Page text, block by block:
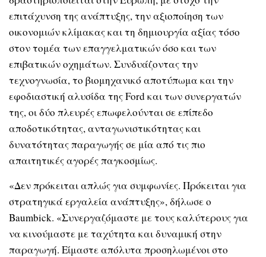
επιτάχυνση της ανάπτυξης, την αξιοποίηση των
οικονομιών κλίμακας και τη δημιουργία αξίας τόσο
στον τομέα των επαγγελματικών όσο και των
επιβατικών οχημάτων. Συνδυάζοντας την
τεχνογνωσία, το βιομηχανικό αποτύπωμα και την
εφοδιαστική αλυσίδα της Ford και των συνεργατών
της, οι δύο πλευρές επωφελούνται σε επίπεδο
αποδοτικότητας, ανταγωνιστικότητας και
δυνατότητας παραγωγής σε μία από τις πιο
απαιτητικές αγορές παγκοσμίως.
«Δεν πρόκειται απλώς για συμφωνίες. Πρόκειται για
στρατηγικά εργαλεία ανάπτυξης», δήλωσε ο
Baumbick. «Συνεργαζόμαστε με τους καλύτερους για
να κινούμαστε με ταχύτητα και δυναμική στην
παραγωγή. Είμαστε απόλυτα προσηλωμένοι στο